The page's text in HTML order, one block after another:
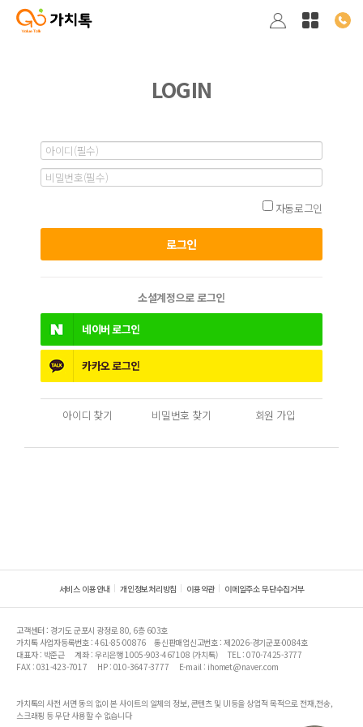
LOGIN
자동로그인
소셜계정으로 로그인
네이버로그인
카카오로그인
아이디 찾기 비밀번호 찾기 회원 가입
서비스 이용안내 개인정보처리방침 이용약관 이메일주소 무단수집거부
고객센터 : 경기도 군포시 광정로 80, 6층 603호
가치톡 사업자등록번호 : 461-85-00876
통신판매업신고번호 : 제2026-경기군포-0084호
대표자 : 박준근
계좌 : 우리은행 1005-903-467108 (가치톡)
TEL : 070-7425-3777
FAX : 031-423-7017
HP : 010-3647-3777 E-mail : ihomet@naver.com
가치톡의 사전 서면 동의 없이 본 사이트의 일체의 정보, 콘텐츠 및 UI등을 상업적 목적으로 전재,전송,
스크래핑 등 무단 사용할 수 없습니다